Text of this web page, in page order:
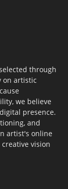
through
on artistic
we believe
presence.
and
artist's online
vision